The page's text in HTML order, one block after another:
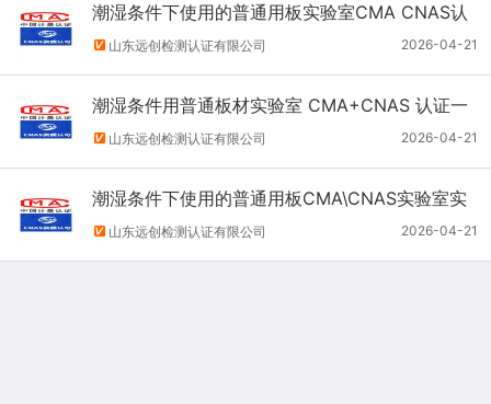
潮湿条件下使用的普通用板实验室CMA CNAS认
证认可需要核心因素运作流程及预算
2026-04-21
山东远创检测认证有限公司
潮湿条件用普通板材实验室 CMA+CNAS 认证一
般过程及周期
2026-04-21
山东远创检测认证有限公司
潮湿条件下使用的普通用板CMA\CNAS实验室实
施认证整个流程介绍
2026-04-21
山东远创检测认证有限公司